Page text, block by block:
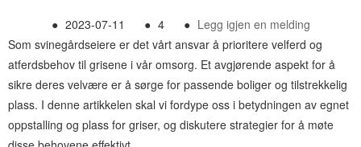
● 2023-07-11 ● 4 ● Legg igjen en melding
Som svinegårdseiere er det vårt ansvar å prioritere velferd og
atferdsbehov til grisene i vår omsorg. Et avgjørende aspekt for å
sikre deres velvære er å sørge for passende boliger og tilstrekkelig
plass. I denne artikkelen skal vi fordype oss i betydningen av egnet
oppstalling og plass for griser, og diskutere strategier for å møte